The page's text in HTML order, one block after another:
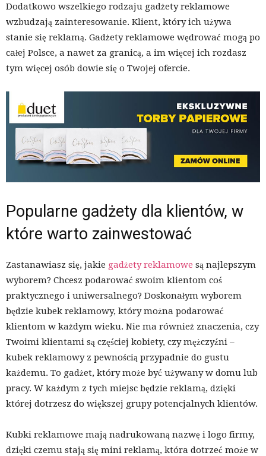
Dodatkowo wszelkiego rodzaju gadżety reklamowe
wzbudzają zainteresowanie. Klient, który ich używa
stanie się reklamą. Gadżety reklamowe wędrować mogą po
całej Polsce, a nawet za granicą, a im więcej ich rozdasz
tym więcej osób dowie się o Twojej ofercie.
Popularne gadżety dla klientów, w
które warto zainwestować
Zastanawiasz się, jakie gadżety reklamowe są najlepszym
wyborem? Chcesz podarować swoim klientom coś
praktycznego i uniwersalnego? Doskonałym wyborem
będzie kubek reklamowy, który można podarować
klientom w każdym wieku. Nie ma również znaczenia, czy
Twoimi klientami są częściej kobiety, czy mężczyźni –
kubek reklamowy z pewnością przypadnie do gustu
każdemu. To gadżet, który może być używany w domu lub
pracy. W każdym z tych miejsc będzie reklamą, dzięki
której dotrzesz do większej grupy potencjalnych klientów.
Kubki reklamowe mają nadrukowaną nazwę i logo firmy,
dzięki czemu stają się mini reklamą, która dotrzeć może w